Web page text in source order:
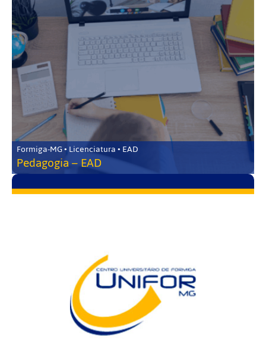
Formiga-MG • Licenciatura • EAD
Pedagogia – EAD